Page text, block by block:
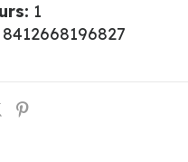
1
8412668196827